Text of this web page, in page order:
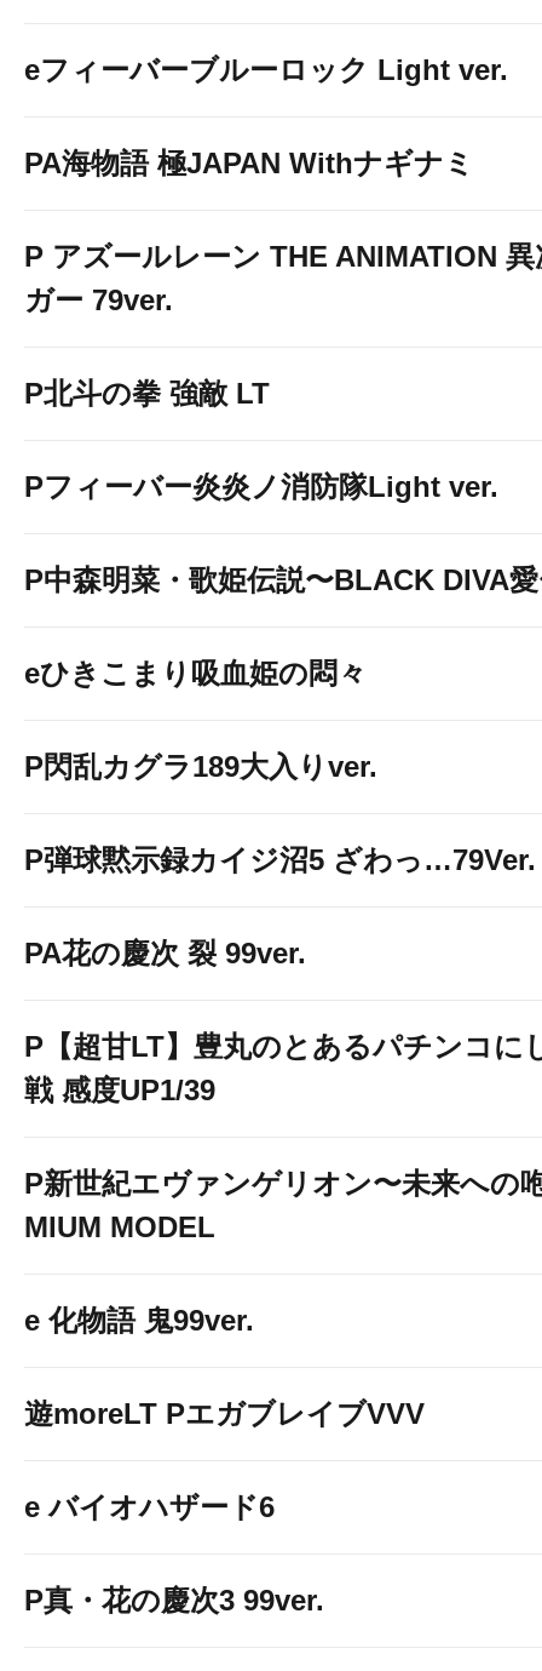
eフィーバーブルーロック Light ver.
PA海物語 極JAPAN Withナギナミ
P アズールレーン THE ANIMATION
ガー 79ver.
P北斗の拳 強敵 LT
Pフィーバー炎炎ノ消防隊Light ver.
P中森明菜・歌姫伝説〜BLACK DIVA
eひきこまり吸血姫の悶々
P閃乱カグラ189大入りver.
P弾球黙示録カイジ沼5 ざわっ…79Ver.
PA花の慶次 裂 99ver.
P【超甘LT】豊丸のとあるパチンコに
戦 感度UP1/39
P新世紀エヴァンゲリオン〜未来への
MIUM MODEL
e 化物語 鬼99ver.
遊moreLT PエガブレイブVVV
e バイオハザード6
P真・花の慶次3 99ver.